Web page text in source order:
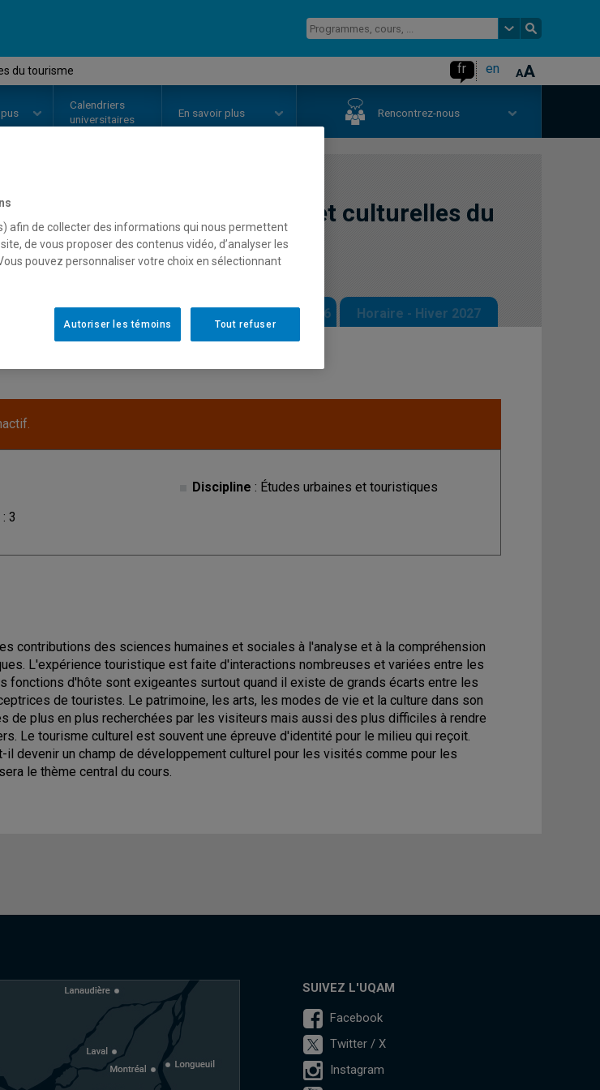
du tourisme fr en
Calendriers
universitaires
En savoir plus Rencontrez-nous
Dimensions sociales et culturelles du
Horaire - Été 2026 Horaire - Automne 2026 Horaire - Hiver 2027
: 3
Discipline : Études urbaines et touristiques
contributions des sciences humaines et sociales à l'analyse et à la compréhension
L'expérience touristique est faite d'interactions nombreuses et variées entre les
fonctions d'hôte sont exigeantes surtout quand il existe de grands écarts entre les
de touristes. Le patrimoine, les arts, les modes de vie et la culture dans son
de plus en plus recherchées par les visiteurs mais aussi des plus difficiles à rendre
Le tourisme culturel est souvent une épreuve d'identité pour le milieu qui reçoit.
il devenir un champ de développement culturel pour les visités comme pour les
le thème central du cours.
SUIVEZ L'UQAM
Facebook
Twitter / X
Instagram
afin de collecter des informations qui nous permettent
de vous proposer des contenus vidéo, d’analyser les
pouvez personnaliser votre choix en sélectionnant
Tout refuser
Autoriser les témoins